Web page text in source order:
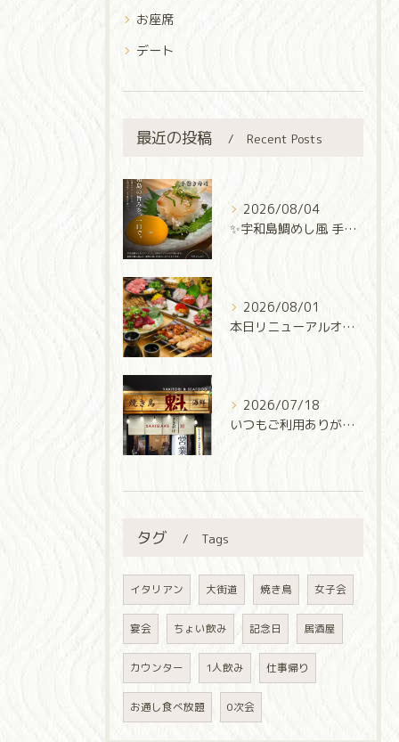
お座席
デート
最近の投稿 Recent Posts
2026/08/04
✨宇和島鯛めし風 手巻き寿司✨
2026/08/01
本日リニューアルオープン‼️
2026/07/18
いつもご利用ありがとうございます✨
タグ Tags
イタリアン 大街道 焼き鳥 女子会
宴会 ちょい飲み 記念日 居酒屋
カウンター 1人飲み 仕事帰り
お通し食べ放題 0次会